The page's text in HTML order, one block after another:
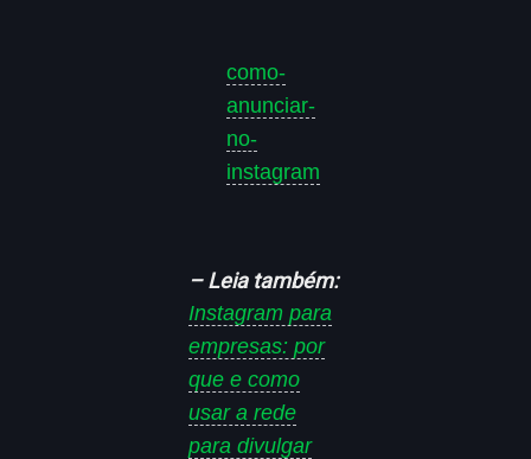
como-
anunciar-
no-
instagram
– Leia também:
Instagram para
empresas: por
que e como
usar a rede
para divulgar